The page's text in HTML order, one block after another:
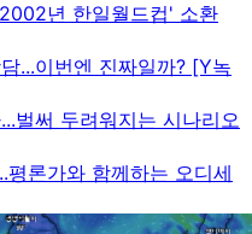
년 한일월드컵' 소환
...이번엔 진짜일까? [Y녹
벌써 두려워지는 시나리오
론가와 함께하는 오디세